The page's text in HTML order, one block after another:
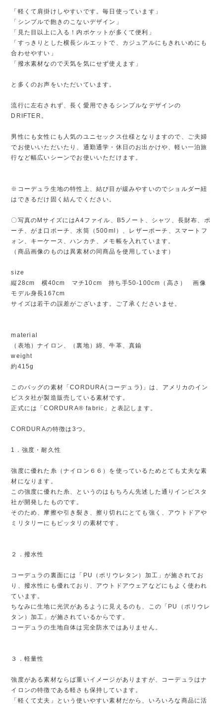
「軽くて肩掛けしやすいです。毎日使っています」
「シンプルで飽きのこないデザイン」
「見た目以上に入る！内ポケットが多くて便利」
「すっきりとした横長シルエットで、カジュアルにもきれいめにも
合わせやすい」
「撥水素材なので天気を気にせず使えます」
と多くのお声をいただいています。
流行に左右されず、長く愛用できるシンプルなデザインの
DRIFTER。
男性にも女性にも人気のユニセックス仕様となりますので、ご夫婦
でお使いいただいたり、通勤通学・休日のお出かけや、軽い一泊旅
行など幅広いシーンでお使いいただけます。
※コーデュラ生地の特性上、結び目が緩みやすいのでショルダー紐
はできるだけ固く結んでください。
〇写真のMサイズにはA4ファイル、B5ノート、シャツ、長財布、ポ
ーチ、がま口ポーチ、水筒（500ml）、レザーポーチ、スマートフ
ォン、キーケース、ハンカチ、メモ帳を入れています。
（商品画像のものは異素材の同商品を使用しています）
size
縦28cm 横40cm マチ10cm 持ち手50-100cm（高さ） 画像
モデル身長167cm
サイズは若干の誤差がございます。ご了承くださいませ。
material
（表地）ナイロン、（裏地）綿、牛革、真鍮
weight
約415g
このバッグの素材「CORDURA(コーデュラ)」は、アメリカのイン
ビスタ社が製造販売している素材です。
正式には「CORDURA® fabric」と表記します。
CORDURAの特徴は3つ。
1．強度・耐久性
強度に優れた糸（ナイロン６６）を使っているためとても丈夫な素
材になります。
この強度に優れた糸、というのはもちろん先述した通りインビスタ
社が開発したものです。
そのため、摩擦や引き裂き、擦り切れにとても強く、アウトドアや
ミリタリーにもピッタリの素材です。
２．撥水性
コーデュラの裏面には「PU（ポリウレタン）加工」が施されてお
り、撥水性にも優れており、アウトドアウェアなどにもよく使われ
ています。
ちなみに生地に光沢があるように見えるのも、この「PU（ポリウレ
タン）加工」が施されているからです。
コーデュラの生地自体は完全防水ではありません。
３．軽量性
強度がある素材ならば重いイメージがありますが、コーデュラはナ
イロンの特徴である軽さも保持しています。
「軽くて丈夫」という使いやすい素材だから、いろいろな商品に活